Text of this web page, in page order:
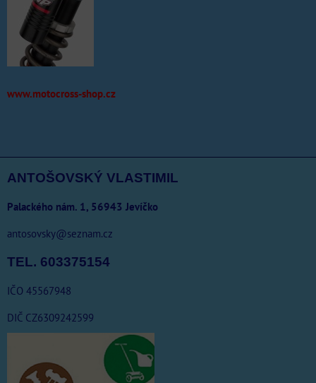
www.motocross-shop.cz
ANTOŠOVSKÝ VLASTIMIL
Palackého nám. 1, 56943 Jevíčko
antosovsky@seznam.cz
TEL. 603375154
IČO 45567948
DIČ CZ6309242599